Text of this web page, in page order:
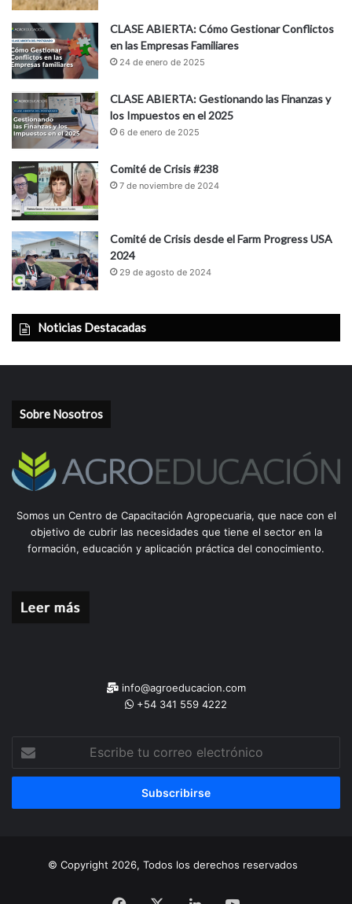
CLASE ABIERTA: Cómo Gestionar Conflictos
en las Empresas Familiares
24 de enero de 2025
CLASE ABIERTA: Gestionando las Finanzas y
los Impuestos en el 2025
6 de enero de 2025
Comité de Crisis #238
7 de noviembre de 2024
Comité de Crisis desde el Farm Progress USA
2024
29 de agosto de 2024
Noticias Destacadas
Sobre Nosotros
Somos un Centro de Capacitación Agropecuaria, que nace con el
objetivo de cubrir las necesidades que tiene el sector en la
formación, educación y aplicación práctica del conocimiento.
info@agroeducacion.com
+54 341 559 4222
correo
© Copyright 2026, Todos los derechos reservados